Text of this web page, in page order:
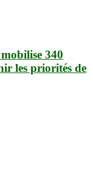
340
les priorités de